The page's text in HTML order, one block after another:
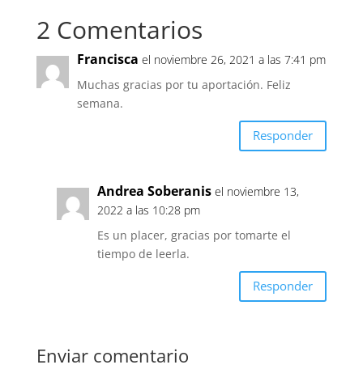
2 Comentarios
Francisca el noviembre 26, 2021 a las 7:41 pm
Muchas gracias por tu aportación. Feliz
semana.
Responder
Andrea Soberanis el noviembre 13,
2022 a las 10:28 pm
Es un placer, gracias por tomarte el
tiempo de leerla.
Responder
Enviar comentario